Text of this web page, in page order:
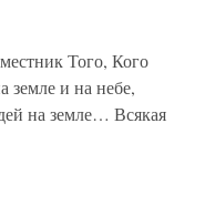
Того, Кого
земле и на небе,
на земле… Всякая